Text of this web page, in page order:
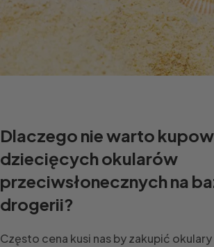
Dlaczego nie warto
dziecięcych okularów
przeciwsłonecznych na
drogerii?
Często cena kusi nas by zakupić okulary